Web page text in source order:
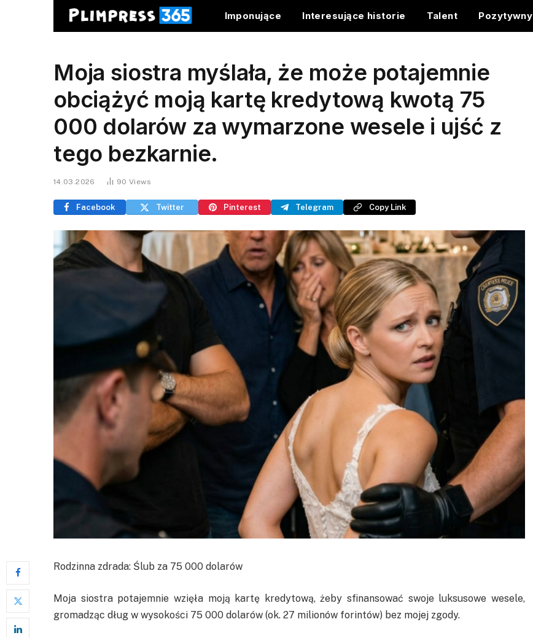
Imponujące Interesujące historie Talent Pozytywny
Moja siostra myślała, że może potajemnie
obciążyć moją kartę kredytową kwotą 75
000 dolarów za wymarzone wesele i ujść z
tego bezkarnie.
14.03.2026 90Views
Facebook Twitter Pinterest Telegram Copy Link
Rodzinna zdrada: Ślub za 75 000 dolarów
Moja siostra potajemnie wzięła moją kartę kredytową, żeby sfinansować swoje luksusowe wesele,
gromadząc dług w wysokości 75 000 dolarów (ok. 27 milionów forintów) bez mojej zgody.